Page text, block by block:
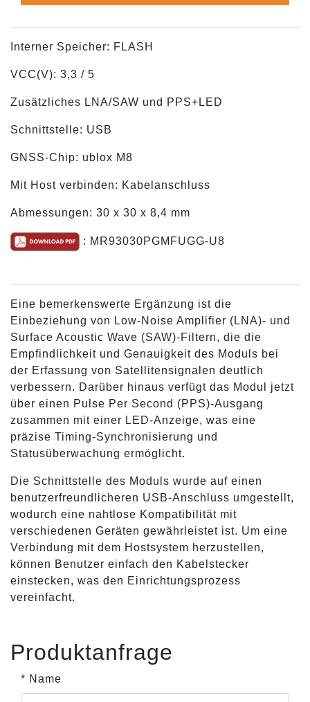
Interner Speicher: FLASH
VCC(V): 3,3 / 5
Zusätzliches LNA/SAW und PPS+LED
Schnittstelle: USB
GNSS-Chip: ublox M8
Mit Host verbinden: Kabelanschluss
Abmessungen: 30 x 30 x 8,4 mm
: MR93030PGMFUGG-U8
Eine bemerkenswerte Ergänzung ist die
Einbeziehung von Low-Noise Amplifier (LNA)- und
Surface Acoustic Wave (SAW)-Filtern, die die
Empfindlichkeit und Genauigkeit des Moduls bei
der Erfassung von Satellitensignalen deutlich
verbessern. Darüber hinaus verfügt das Modul jetzt
über einen Pulse Per Second (PPS)-Ausgang
zusammen mit einer LED-Anzeige, was eine
präzise Timing-Synchronisierung und
Statusüberwachung ermöglicht.
Die Schnittstelle des Moduls wurde auf einen
benutzerfreundlicheren USB-Anschluss umgestellt,
wodurch eine nahtlose Kompatibilität mit
verschiedenen Geräten gewährleistet ist. Um eine
Verbindung mit dem Hostsystem herzustellen,
können Benutzer einfach den Kabelstecker
einstecken, was den Einrichtungsprozess
vereinfacht.
Produktanfrage
* Name